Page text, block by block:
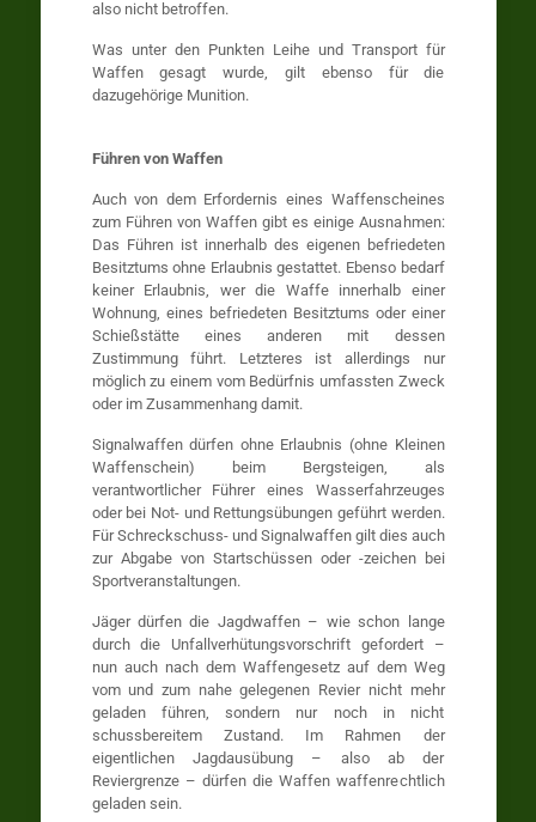
also nicht betroffen.
Was unter den Punkten Leihe und Transport für
Waffen gesagt wurde, gilt ebenso für die
dazugehörige Munition.
Führen von Waffen
Auch von dem Erfordernis eines Waffenscheines
zum Führen von Waffen gibt es einige Ausnahmen:
Das Führen ist innerhalb des eigenen befriedeten
Besitztums ohne Erlaubnis gestattet. Ebenso bedarf
keiner Erlaubnis, wer die Waffe innerhalb einer
Wohnung, eines befriedeten Besitztums oder einer
Schießstätte eines anderen mit dessen
Zustimmung führt. Letzteres ist allerdings nur
möglich zu einem vom Bedürfnis umfassten Zweck
oder im Zusammenhang damit.
Signalwaffen dürfen ohne Erlaubnis (ohne Kleinen
Waffenschein) beim Bergsteigen, als
verantwortlicher Führer eines Wasserfahrzeuges
oder bei Not- und Rettungsübungen geführt werden.
Für Schreckschuss- und Signalwaffen gilt dies auch
zur Abgabe von Startschüssen oder -zeichen bei
Sportveranstaltungen.
Jäger dürfen die Jagdwaffen – wie schon lange
durch die Unfallverhütungsvorschrift gefordert –
nun auch nach dem Waffengesetz auf dem Weg
vom und zum nahe gelegenen Revier nicht mehr
geladen führen, sondern nur noch in nicht
schussbereitem Zustand. Im Rahmen der
eigentlichen Jagdausübung – also ab der
Reviergrenze – dürfen die Waffen waffenrechtlich
geladen sein.